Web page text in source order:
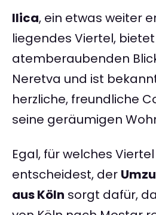
Ilica, ein etwas weiter
liegendes Viertel,
atemberaubenden
Neretva und ist
herzliche, freundliche
seine geräumigen
Egal, für welches
entscheidest, der
aus Köln sorgt dafür,